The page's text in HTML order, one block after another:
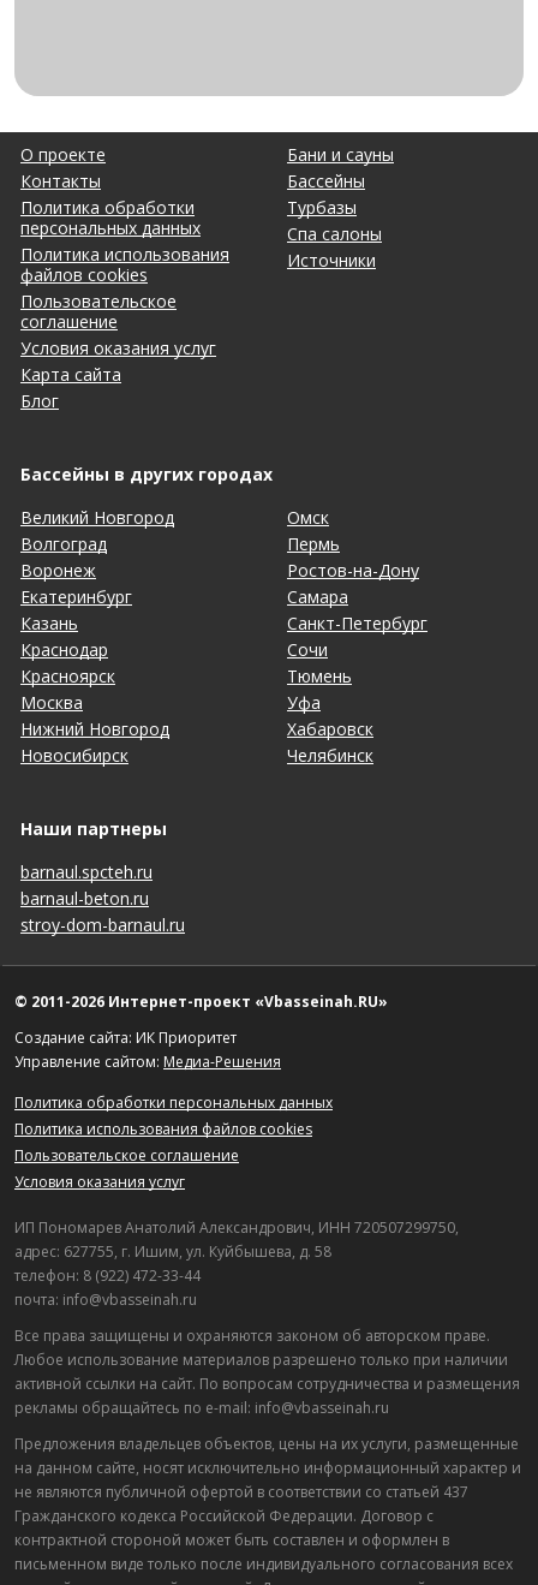
О проекте
Контакты
Политика обработки
персональных данных
Политика использования
файлов cookies
Пользовательское
соглашение
Условия оказания услуг
Карта сайта
Блог
Бани и сауны
Бассейны
Турбазы
Спа салоны
Источники
Бассейны в других городах
Великий Новгород
Волгоград
Воронеж
Екатеринбург
Казань
Краснодар
Красноярск
Москва
Нижний Новгород
Новосибирск
Омск
Пермь
Ростов-на-Дону
Самара
Санкт-Петербург
Сочи
Тюмень
Уфа
Хабаровск
Челябинск
Наши партнеры
barnaul.spcteh.ru
barnaul-beton.ru
stroy-dom-barnaul.ru
© 2011-2026 Интернет-проект «Vbasseinah.RU»
Создание сайта: ИК Приоритет
Управление сайтом: Медиа-Решения
Политика обработки персональных данных
Политика использования файлов cookies
Пользовательское соглашение
Условия оказания услуг
ИП Пономарев Анатолий Александрович, ИНН 720507299750,
адрес: 627755, г. Ишим, ул. Куйбышева, д. 58
телефон: 8 (922) 472-33-44
почта: info@vbasseinah.ru
Все права защищены и охраняются законом об авторском праве.
Любое использование материалов разрешено только при наличии
активной ссылки на сайт. По вопросам сотрудничества и размещения
рекламы обращайтесь по e-mail: info@vbasseinah.ru
Предложения владельцев объектов, цены на их услуги, размещенные
на данном сайте, носят исключительно информационный характер и
не являются публичной офертой в соответствии со статьей 437
Гражданского кодекса Российской Федерации. Договор с
контрактной стороной может быть составлен и оформлен в
письменном виде только после индивидуального согласования всех